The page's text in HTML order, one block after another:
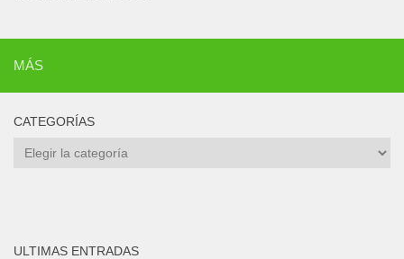
MÁS
CATEGORÍAS
Categorías
ULTIMAS ENTRADAS